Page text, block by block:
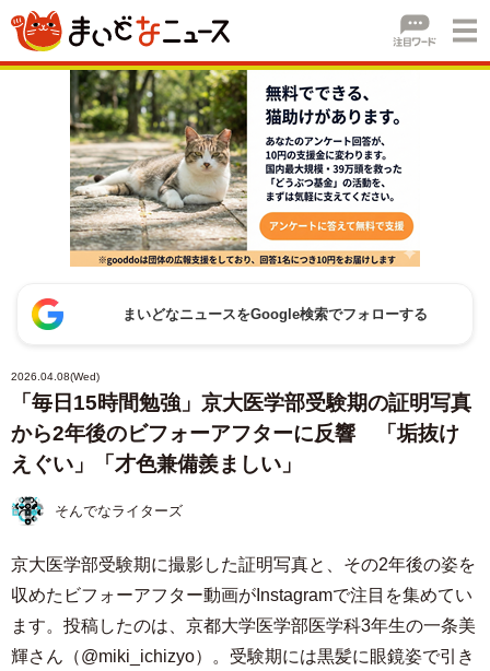
まいどなニュースをGoogle検索でフォローする
2026.04.08(Wed)
「毎日15時間勉強」京大医学部受験期の証明写真
から2年後のビフォーアフターに反響 「垢抜け
えぐい」「才色兼備羨ましい」
そんでなライターズ
京大医学部受験期に撮影した証明写真と、その2年後の姿を
収めたビフォーアフター動画がInstagramで注目を集めてい
ます。投稿したのは、京都大学医学部医学科3年生の一条美
輝さん（@miki_ichizyo）。受験期には黒髪に眼鏡姿で引き